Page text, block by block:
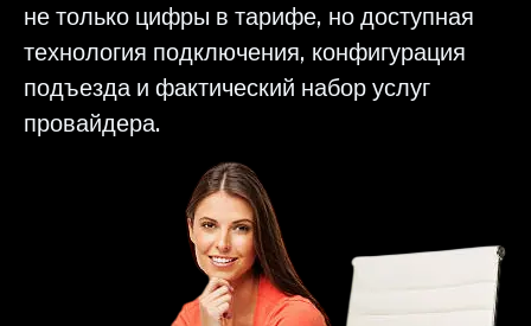
не только цифры в тарифе, но доступная
технология подключения, конфигурация
подъезда и фактический набор услуг
провайдера.